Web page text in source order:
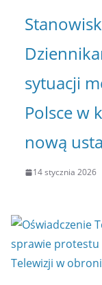
sytuacji
Polsce w
nową
14 stycznia 2026